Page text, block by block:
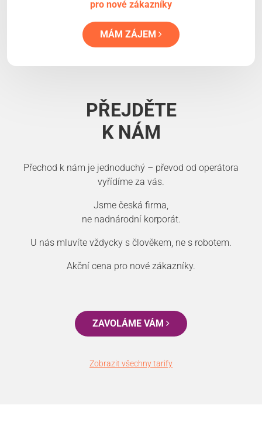
pro nové zákazníky
MÁM ZÁJEM
PŘEJDĚTE
K NÁM
Přechod k nám je jednoduchý – převod od operátora
vyřídíme za vás.
Jsme česká firma,
ne nadnárodní korporát.
U nás mluvíte vždycky s člověkem, ne s robotem.
Akční cena pro nové zákazníky.
ZAVOLÁME VÁM
Zobrazit všechny tarify